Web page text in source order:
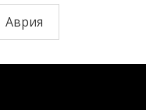
Аврия